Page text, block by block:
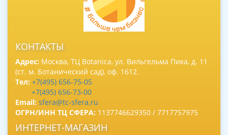
КОНТАКТЫ
Адрес: Москва, ТЦ Botanica, ул. Вильгельма Пика, д. 11
(ст. м. Ботанический сад), оф. 1612.
Тел: +7(495) 656-75-05
+7(495) 656-73-00
Email: sfera@tc-sfera.ru
ОГРН/ИНН ТЦ СФЕРА: 1137746629350 / 7717757975
ИНТЕРНЕТ-МАГАЗИН